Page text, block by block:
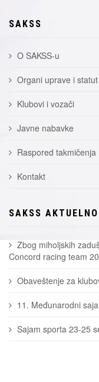
SAKSS
O SAKSS-u
Organi uprave i statut
Klubovi i vozači
Javne nabavke
Raspored takmičenja
Kontakt
SAKSS
Zbog miholjskih
Concord racing team
Obaveštenje za
11. Međunarodni
Sajam sporta 23-25